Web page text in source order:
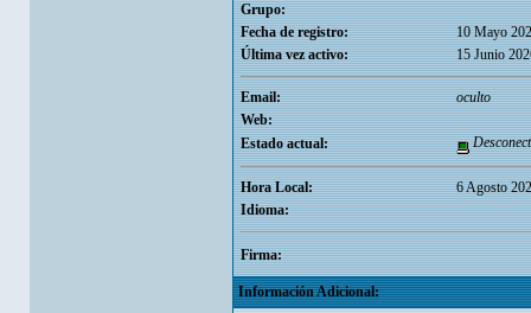
Grupo:
Fecha de registro:
10 Mayo
Última vez activo:
15 Junio
Email:
oculto
Web:
Estado actual:
Hora Local:
6 Agosto
Idioma:
Firma:
Información Adicional: